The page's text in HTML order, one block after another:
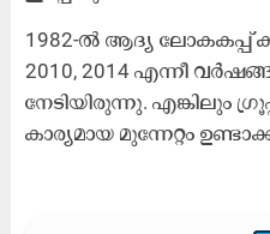
1982-ൽ ആദ്യ ലോകകപ്പ്
2010, 2014 എന്നീ
നേടിയിരുന്നു. എങ്കിലും
കാര്യമായ മുന്നേറ്റം